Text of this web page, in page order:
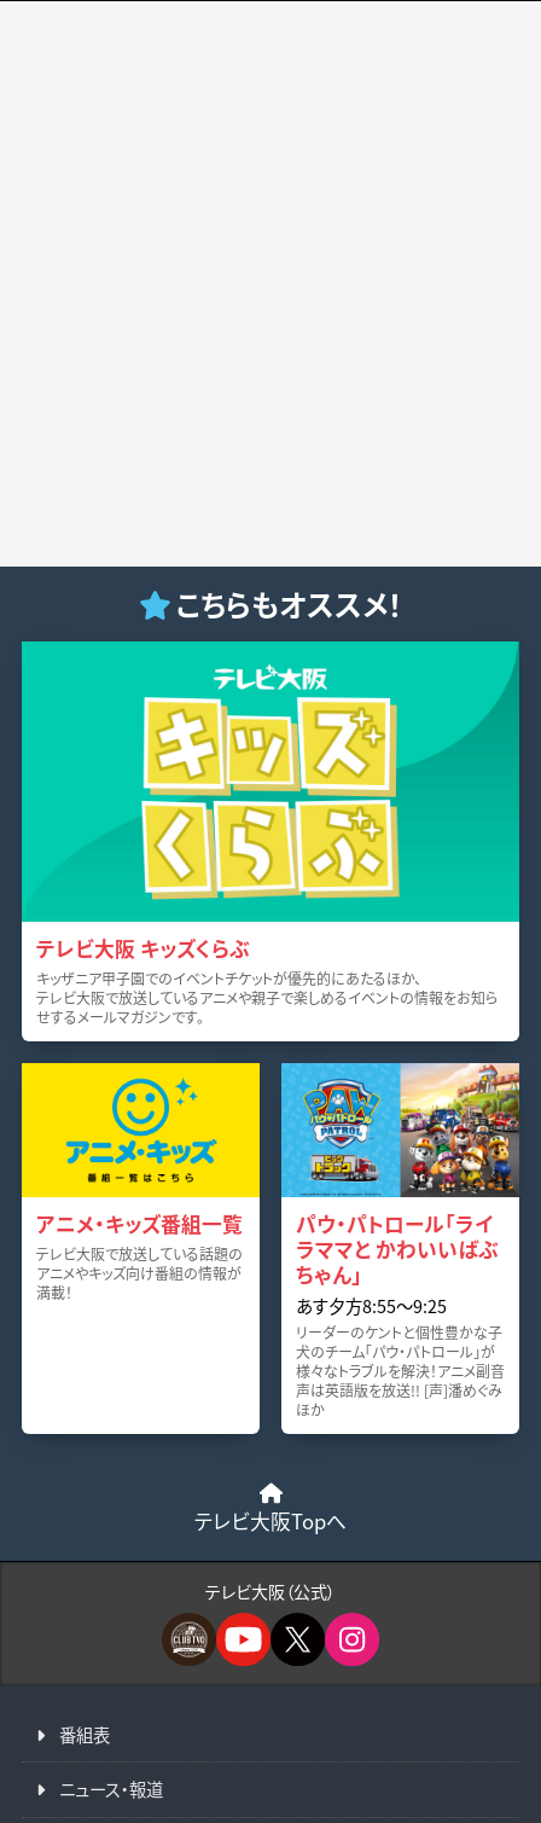
こちらもオススメ！
テレビ大阪 キッズくらぶ
キッザニア甲子園でのイベントチケットが優先的にあたるほか、
テレビ大阪で放送しているアニメや親子で楽しめるイベントの情報をお知ら
せするメールマガジンです。
アニメ・キッズ番組一覧
テレビ大阪で放送している話題の
アニメやキッズ向け番組の情報が
満載！
パウ・パトロール「ライ
ラママと かわいいばぶ
ちゃん」
あす夕方8:55〜9:25
リーダーのケントと個性豊かな子
犬のチーム「パウ・パトロール」が
様々なトラブルを解決！アニメ副音
声は英語版を放送!! [声]潘めぐみ
ほか
テレビ大阪Topへ
テレビ大阪（公式）
番組表
ニュース・報道